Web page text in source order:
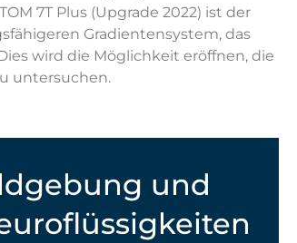
7T Plus (Upgrade 2022) ist der
Gradientensystem, das
wird die Möglichkeit eröffnen, die
untersuchen.
und